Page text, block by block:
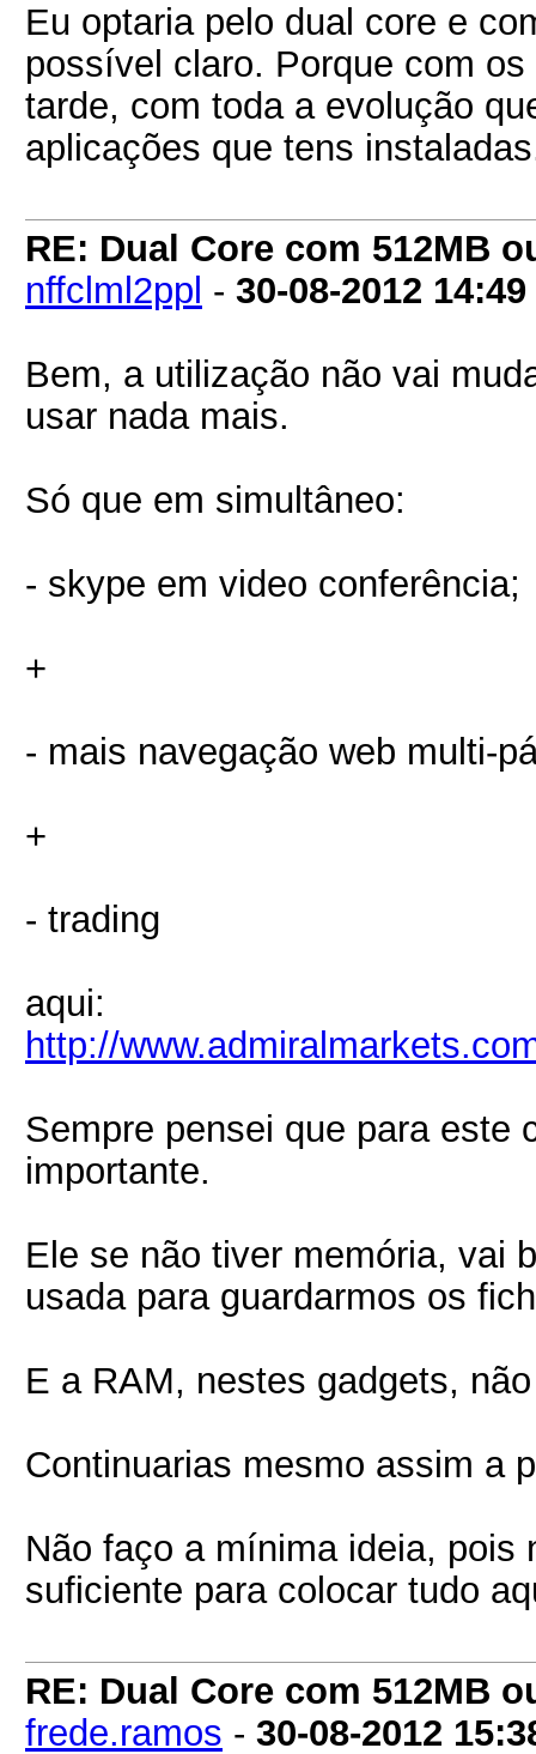
Eu optaria pelo dual core e
possível claro. Porque com
tarde, com toda a evolução
aplicações que tens
RE: Dual Core com 512MB
nffclml2ppl - 30-08-2012 14:49
Bem, a utilização não vai
usar nada mais.
Só que em simultâneo:
- skype em video conferência;
+
- mais navegação web multi-
+
- trading
aqui:
http://
Sempre pensei que para este
importante.
Ele se não tiver memória, vai
usada para guardarmos os
E a RAM, nestes gadgets,
Continuarias mesmo assim a
Não faço a mínima ideia, pois
suficiente para colocar tudo
RE: Dual Core com 512MB
frede.ramos - 30-08-2012